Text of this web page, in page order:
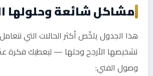
مشاكل شائعة وحلولها
هذا الجدول يلخّص أكثر الحالات التي
تشخيصها الأرجح وحلها — ليعطيك فكرة
وصول الفني: